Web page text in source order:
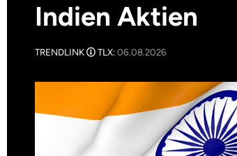
Indien Aktien
TRENDLINK TLX:06.08.2026